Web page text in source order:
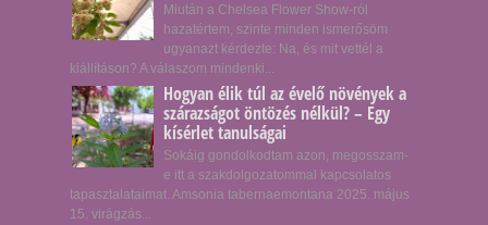
Miután a Chelsea Flower Show-ról
hazatértem, szinte minden ismerősöm
ugyanazt kérdezte: Na, és mit vettél a
kiállításon? A válaszom mindenki...
Hogyan élik túl az évelő növények a
szárazságot öntözés nélkül? – Egy
kísérlet tanulságai
Sokáig gondolkodtam azon, megosszam-
e itt a szakdolgozatommal kapcsolatos
tapasztalataimat. Amsonia tabernaemontana 2025. május
15. virágzás...